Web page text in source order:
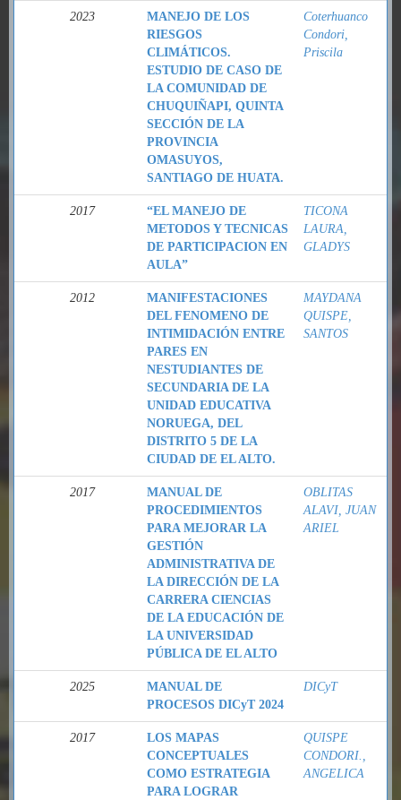
2023
MANEJO DE LOS
RIESGOS
CLIMÁTICOS.
ESTUDIO DE CASO DE
LA COMUNIDAD DE
CHUQUIÑAPI, QUINTA
SECCIÓN DE LA
PROVINCIA
OMASUYOS,
SANTIAGO DE HUATA.
Coterhuanco
Condori,
Priscila
2017
“EL MANEJO DE
METODOS Y TECNICAS
DE PARTICIPACION EN
AULA”
TICONA
LAURA,
GLADYS
2012
MANIFESTACIONES
DEL FENOMENO DE
INTIMIDACIÓN ENTRE
PARES EN
NESTUDIANTES DE
SECUNDARIA DE LA
UNIDAD EDUCATIVA
NORUEGA, DEL
DISTRITO 5 DE LA
CIUDAD DE EL ALTO.
MAYDANA
QUISPE,
SANTOS
2017
MANUAL DE
PROCEDIMIENTOS
PARA MEJORAR LA
GESTIÓN
ADMINISTRATIVA DE
LA DIRECCIÓN DE LA
CARRERA CIENCIAS
DE LA EDUCACIÓN DE
LA UNIVERSIDAD
PÚBLICA DE EL ALTO
OBLITAS
ALAVI, JUAN
ARIEL
2025
MANUAL DE
PROCESOS DICyT 2024
DICyT
2017
LOS MAPAS
CONCEPTUALES
COMO ESTRATEGIA
PARA LOGRAR
QUISPE
CONDORI.,
ANGELICA